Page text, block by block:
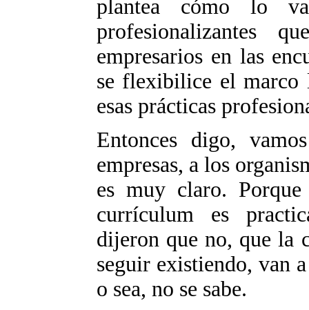
plantea cómo lo
profesionalizantes
empresarios en las
se flexibilice el marco
esas prácticas
Entonces digo,
empresas, a los
es muy claro.
currículum es
dijeron que no, que la
seguir existiendo, van
o sea, no se sabe.